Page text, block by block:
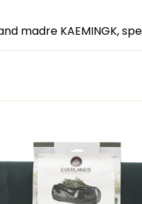
madre KAEMINGK,